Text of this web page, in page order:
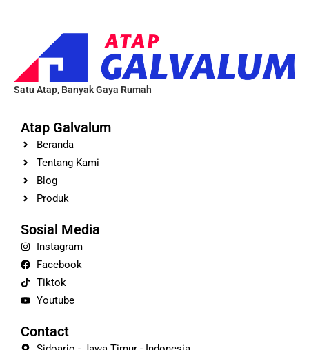
Satu Atap, Banyak Gaya Rumah
Atap Galvalum
Beranda
Tentang Kami
Blog
Produk
Sosial Media
Instagram
Facebook
Tiktok
Youtube
Contact